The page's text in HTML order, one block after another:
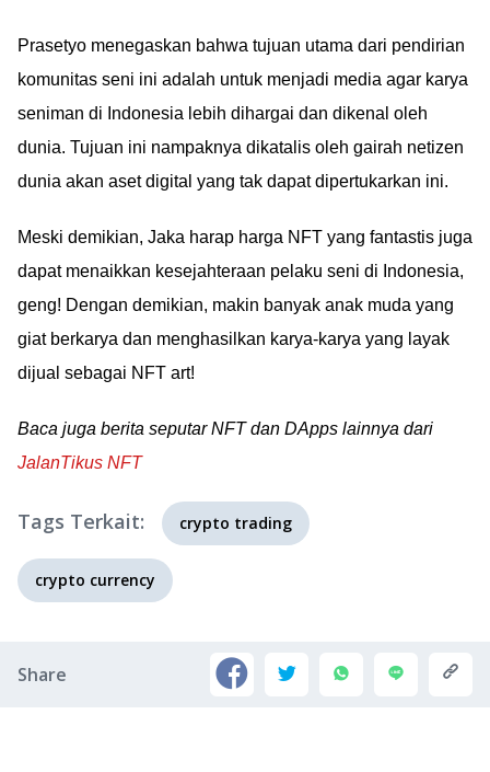
Prasetyo menegaskan bahwa tujuan utama dari pendirian
komunitas seni ini adalah untuk menjadi media agar karya
seniman di Indonesia lebih dihargai dan dikenal oleh
dunia. Tujuan ini nampaknya dikatalis oleh gairah netizen
dunia akan aset digital yang tak dapat dipertukarkan ini.
Meski demikian, Jaka harap harga NFT yang fantastis juga
dapat menaikkan kesejahteraan pelaku seni di Indonesia,
geng! Dengan demikian, makin banyak anak muda yang
giat berkarya dan menghasilkan karya-karya yang layak
dijual sebagai NFT art!
Baca juga berita seputar NFT dan DApps lainnya dari
JalanTikus NFT
Tags Terkait: crypto trading
crypto currency
Share